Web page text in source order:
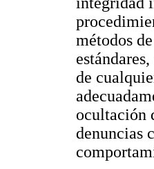
métodos
de
ocultación
denuncias